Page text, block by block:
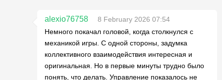
alexio76758
8 February 2026 07:54
Немного покачал головой, когда столкнулся с
механикой игры. С одной стороны, задумка
коллективного взаимодействия интересная и
оригинальная. Но в первые минуты трудно было
понять, что делать. Управление показалось не